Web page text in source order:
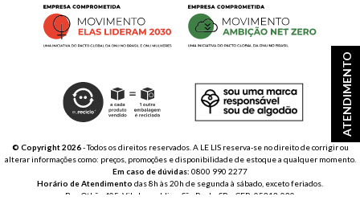
ATENDIMENTO
© Copyright 2026- Todos os direitos reservados. A LE LIS reserva-se no direito de corrigir ou
alterar informações como: preços, promoções e disponibilidade de estoque a qualquer momento.
Em caso de dúvidas: 0800 990 2277
Horário de Atendimento das 8h às 20h de segunda à sábado, exceto feriados.
Rua Othão 405, Vila Leopoldina, São Paulo, SP – CEP: 05313-020